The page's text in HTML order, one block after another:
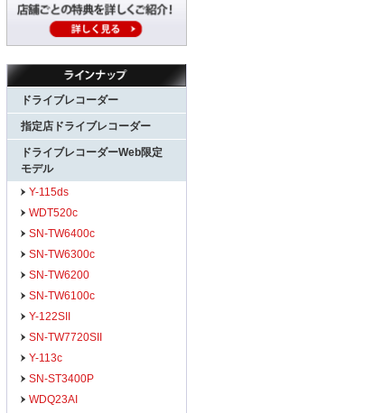
ドライブレコーダー
指定店ドライブレコーダー
ドライブレコーダーWeb限定
モデル
Y-115ds
WDT520c
SN-TW6400c
SN-TW6300c
SN-TW6200
SN-TW6100c
Y-122SII
SN-TW7720SII
Y-113c
SN-ST3400P
WDQ23AI